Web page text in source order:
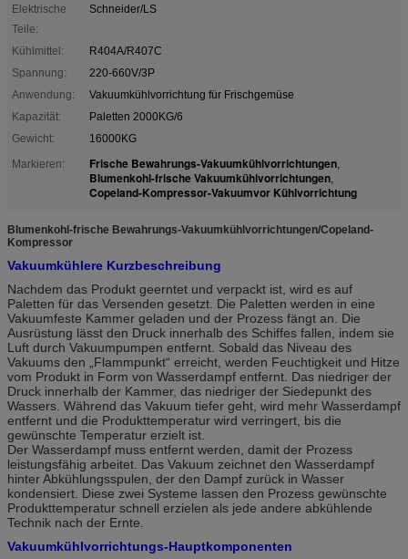
Elektrische
Teile:
Schneider/LS
Kühlmittel:
R404A/R407C
Spannung:
220-660V/3P
Anwendung:
Vakuumkühlvorrichtung für Frischgemüse
Kapazität:
Paletten 2000KG/6
Gewicht:
16000KG
Markieren:
Frische Bewahrungs-Vakuumkühlvorrichtungen,
Blumenkohl-frische Vakuumkühlvorrichtungen,
Copeland-Kompressor-Vakuumvor Kühlvorrichtung
Blumenkohl-frische Bewahrungs-Vakuumkühlvorrichtungen/Copeland-
Kompressor
Vakuumkühlere Kurzbeschreibung
Nachdem das Produkt geerntet und verpackt ist, wird es auf
Paletten für das Versenden gesetzt. Die Paletten werden in eine
Vakuumfeste Kammer geladen und der Prozess fängt an. Die
Ausrüstung lässt den Druck innerhalb des Schiffes fallen, indem sie
Luft durch Vakuumpumpen entfernt. Sobald das Niveau des
Vakuums den „Flammpunkt“ erreicht, werden Feuchtigkeit und Hitze
vom Produkt in Form von Wasserdampf entfernt. Das niedriger der
Druck innerhalb der Kammer, das niedriger der Siedepunkt des
Wassers. Während das Vakuum tiefer geht, wird mehr Wasserdampf
entfernt und die Produkttemperatur wird verringert, bis die
gewünschte Temperatur erzielt ist.
Der Wasserdampf muss entfernt werden, damit der Prozess
leistungsfähig arbeitet. Das Vakuum zeichnet den Wasserdampf
hinter Abkühlungsspulen, der den Dampf zurück in Wasser
kondensiert. Diese zwei Systeme lassen den Prozess gewünschte
Produkttemperatur schnell erzielen als jede andere abkühlende
Technik nach der Ernte.
Vakuumkühlvorrichtungs-Hauptkomponenten